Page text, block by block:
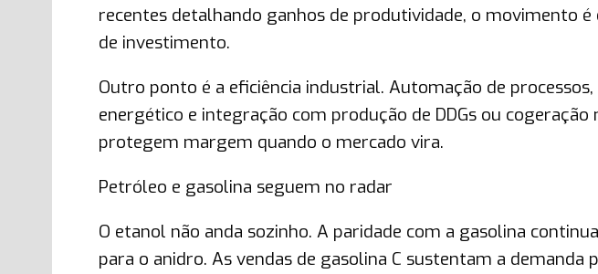
recentes detalhando ganhos de produtividade, o movimento
de investimento.
Outro ponto é a eficiência industrial. Automação de
energético e integração com produção de DDGs ou
protegem margem quando o mercado vira.
Petróleo e gasolina seguem no radar
O etanol não anda sozinho. A paridade com a gasolina
para o anidro. As vendas de gasolina C sustentam a demanda